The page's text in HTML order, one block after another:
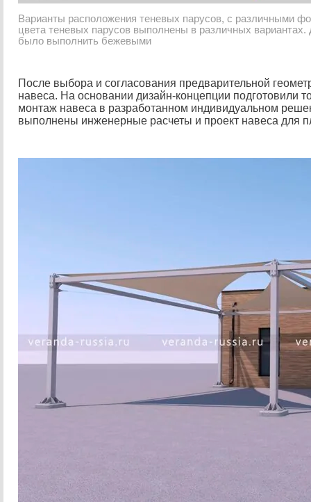
Варианты расположения теневых парусов, с различными
цвета теневых парусов выполнены в различных
было выполнить бежевыми
После выбора и согласования предварительной
навеса. На основании дизайн-концепции подготовили
монтаж навеса в разработанном индивидуальном
выполнены инженерные расчеты и проект навеса для